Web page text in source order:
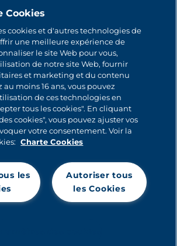
CATALINA MARKETING INC.
Contact
Plan du site
relative aux cookies
Mentions légales
Crédits
Cookies
cookies et d'autres technologies de
une meilleure expérience de
le site Web pour vous,
de notre site Web, fournir
et marketing et du contenu
au moins 16 ans, vous pouvez
de ces technologies en
tous les cookies". En cliquant
cookies", vous pouvez ajuster vos
votre consentement. Voir la
Charte Cookies
Autoriser tous
les Cookies
les